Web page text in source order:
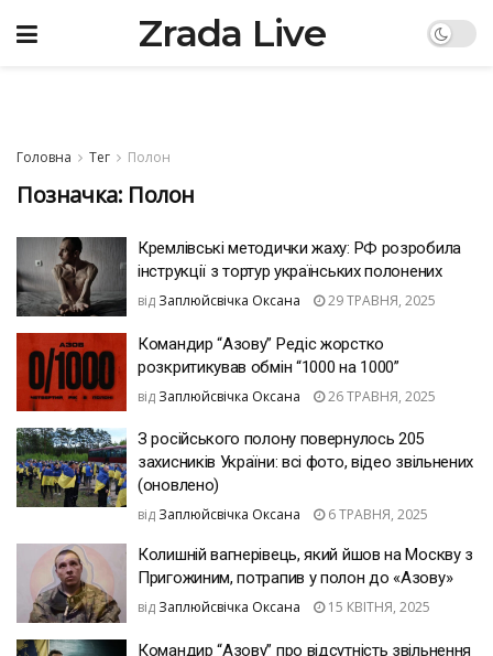
Zrada Live
Головна Тег Полон
Позначка: Полон
Кремлівські методички жаху: РФ розробила
інструкції з тортур українських полонених
від Заплюйсвічка Оксана 29 ТРАВНЯ, 2025
Командир “Азову” Редіс жорстко
розкритикував обмін “1000 на 1000”
від Заплюйсвічка Оксана 26 ТРАВНЯ, 2025
З російського полону повернулось 205
захисників України: всі фото, відео звільнених
(оновлено)
від Заплюйсвічка Оксана 6 ТРАВНЯ, 2025
Колишній вагнерівець, який йшов на Москву з
Пригожиним, потрапив у полон до «Азову»
від Заплюйсвічка Оксана 15 КВІТНЯ, 2025
Командир “Азову” про відсутність звільнення